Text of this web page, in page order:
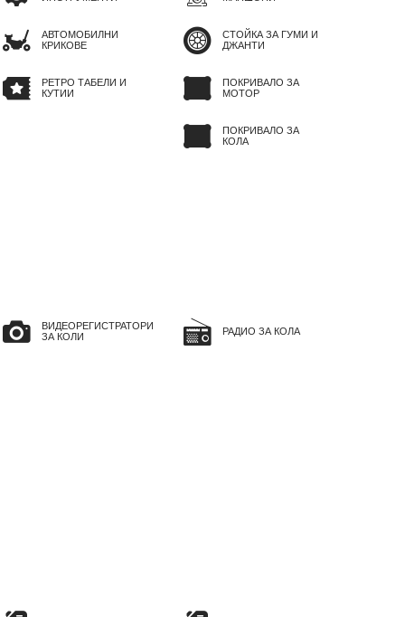
АВТОМОБИЛНИ
КРИКОВЕ
РЕТРО ТАБЕЛИ И
КУТИИ
СТОЙКА ЗА ГУМИ И
ДЖАНТИ
ПОКРИВАЛО ЗА
МОТОР
ПОКРИВАЛО ЗА
КОЛА
ВИДЕОРЕГИСТРАТОРИ
ЗА КОЛИ
РАДИО ЗА КОЛА